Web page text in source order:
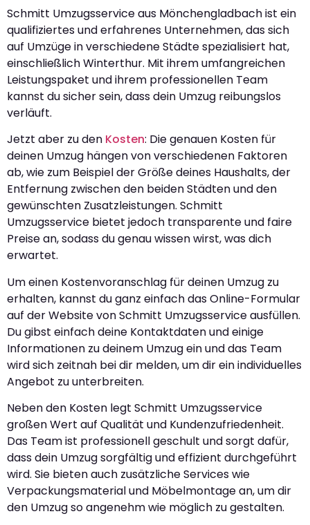
Schmitt Umzugsservice aus Mönchengladbach ist ein
qualifiziertes und erfahrenes Unternehmen, das sich
auf Umzüge in verschiedene Städte spezialisiert hat,
einschließlich Winterthur. Mit ihrem umfangreichen
Leistungspaket und ihrem professionellen Team
kannst du sicher sein, dass dein Umzug reibungslos
verläuft.
Jetzt aber zu den Kosten: Die genauen Kosten für
deinen Umzug hängen von verschiedenen Faktoren
ab, wie zum Beispiel der Größe deines Haushalts, der
Entfernung zwischen den beiden Städten und den
gewünschten Zusatzleistungen. Schmitt
Umzugsservice bietet jedoch transparente und faire
Preise an, sodass du genau wissen wirst, was dich
erwartet.
Um einen Kostenvoranschlag für deinen Umzug zu
erhalten, kannst du ganz einfach das Online-Formular
auf der Website von Schmitt Umzugsservice ausfüllen.
Du gibst einfach deine Kontaktdaten und einige
Informationen zu deinem Umzug ein und das Team
wird sich zeitnah bei dir melden, um dir ein individuelles
Angebot zu unterbreiten.
Neben den Kosten legt Schmitt Umzugsservice
großen Wert auf Qualität und Kundenzufriedenheit.
Das Team ist professionell geschult und sorgt dafür,
dass dein Umzug sorgfältig und effizient durchgeführt
wird. Sie bieten auch zusätzliche Services wie
Verpackungsmaterial und Möbelmontage an, um dir
den Umzug so angenehm wie möglich zu gestalten.